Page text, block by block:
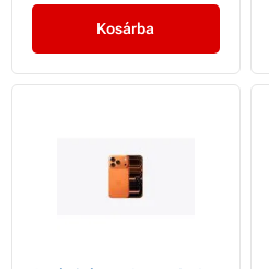
Kosárba